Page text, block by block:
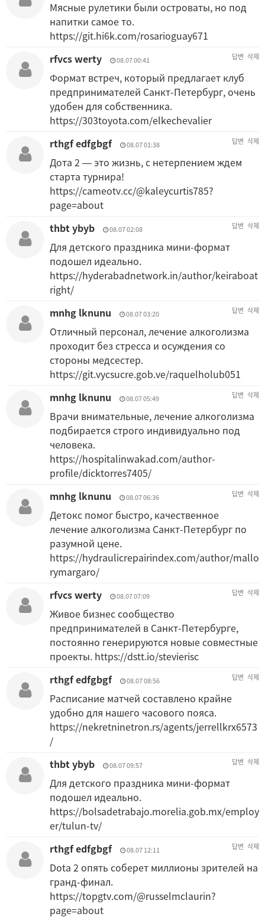
Мясные рулетики были островаты, но под
напитки самое то.
https://git.hi6k.com/rosarioguay671
rfvcs werty
08.07 00:41 답변 삭제
Формат встреч, который предлагает клуб
предпринимателей Санкт-Петербург, очень
удобен для собственника.
https://303toyota.com/elkechevalier
rthgf edfgbgf
08.07 01:38 답변 삭제
Дота 2 — это жизнь, с нетерпением ждем
старта турнира!
https://cameotv.cc/@kaleycurtis785?
page=about
thbt ybyb
08.07 02:08 답변 삭제
Для детского праздника мини-формат
подошел идеально.
https://hyderabadnetwork.in/author/keiraboat
right/
mnhg lknunu
08.07 03:20 답변 삭제
Отличный персонал, лечение алкоголизма
проходит без стресса и осуждения со
стороны медсестер.
https://git.vycsucre.gob.ve/raquelholub051
mnhg lknunu
08.07 05:49 답변 삭제
Врачи внимательные, лечение алкоголизма
подбирается строго индивидуально под
человека.
https://hospitalinwakad.com/author-
profile/dicktorres7405/
mnhg lknunu
08.07 06:36 답변 삭제
Детокс помог быстро, качественное
лечение алкоголизма Санкт-Петербург по
разумной цене.
https://hydraulicrepairindex.com/author/mallo
rymargaro/
rfvcs werty
08.07 07:09 답변 삭제
Живое бизнес сообщество
предпринимателей в Санкт-Петербурге,
постоянно генерируются новые совместные
проекты. https://dstt.io/stevierisc
rthgf edfgbgf
08.07 08:56 답변 삭제
Расписание матчей составлено крайне
удобно для нашего часового пояса.
https://nekretninetron.rs/agents/jerrellkrx6573
/
thbt ybyb
08.07 09:57 답변 삭제
Для детского праздника мини-формат
подошел идеально.
https://bolsadetrabajo.morelia.gob.mx/employ
er/tulun-tv/
rthgf edfgbgf
08.07 12:11 답변 삭제
Dota 2 опять соберет миллионы зрителей на
гранд-финал.
https://topgtv.com/@russelmclaurin?
page=about